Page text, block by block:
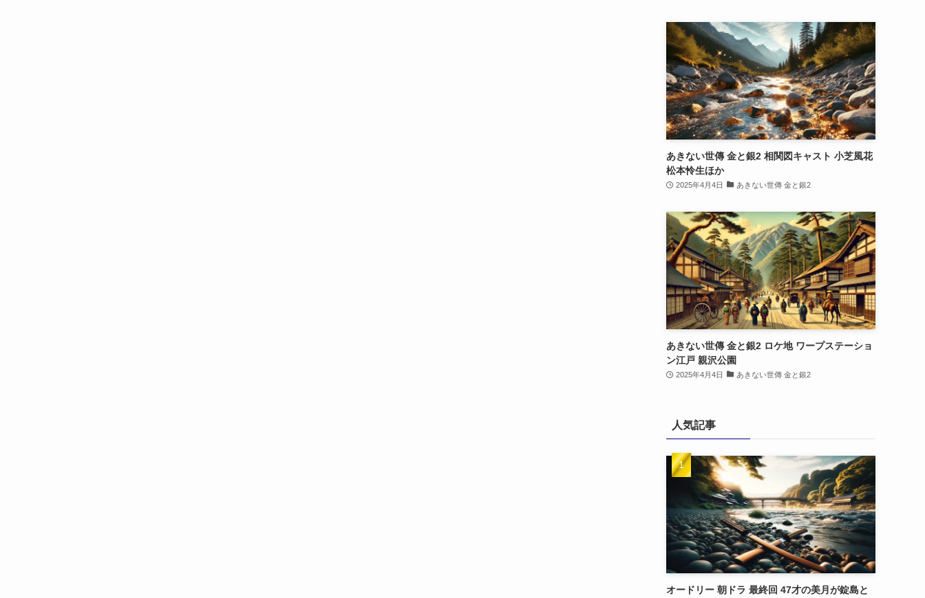
あきない世傳 金と銀2 相関図キャスト 小芝風花
松本怜生ほか
2025年4月4日 あきない世傳 金と銀2
あきない世傳 金と銀2 ロケ地 ワープステーショ
ン江戸 親沢公園
2025年4月4日 あきない世傳 金と銀2
人気記事
オードリー 朝ドラ 最終回 47才の美月が錠島と